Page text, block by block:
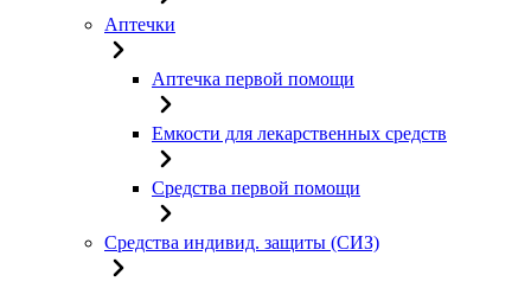
Аптечки
Аптечка первой помощи
Емкости для лекарственных средств
Средства первой помощи
Средства индивид. защиты (СИЗ)